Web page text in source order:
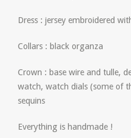
Dress : jersey embroidered
Collars : black organza
Crown : base wire and tulle,
watch, watch dials (some of
sequins
Everything is handmade !